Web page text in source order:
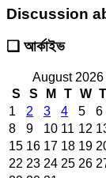
Discussion
❑ আর্কাইভ
August 2026
S
S M T W T
1
2 3 4 5 6
8
9 10 11 12
15 16 17 18 19
22 23 24 25 26